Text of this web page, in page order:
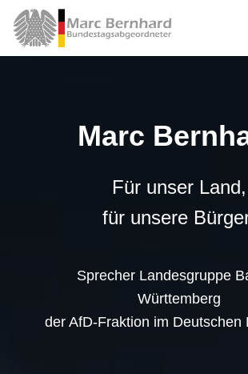
Marc
Für unser Land,
für unsere
Sprecher Landesgruppe
Württemberg
der AfD-Fraktion im Deutschen